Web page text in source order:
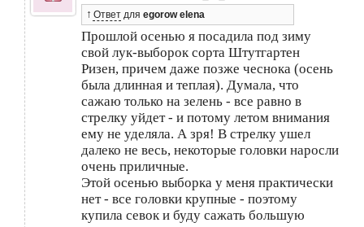
↑ Ответ для egorow elena
Прошлой осенью я посадила под зиму
свой лук-выборок сорта Штутгартен
Ризен, причем даже позже чеснока (осень
была длинная и теплая). Думала, что
сажаю только на зелень - все равно в
стрелку уйдет - и потому летом внимания
ему не уделяла. А зря! В стрелку ушел
далеко не весь, некоторые головки наросли
очень приличные.
Этой осенью выборка у меня практически
нет - все головки крупные - поэтому
купила севок и буду сажать большую